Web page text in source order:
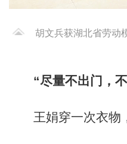
胡文兵获湖北省劳动
“尽量不出门，
王娟穿一次衣物